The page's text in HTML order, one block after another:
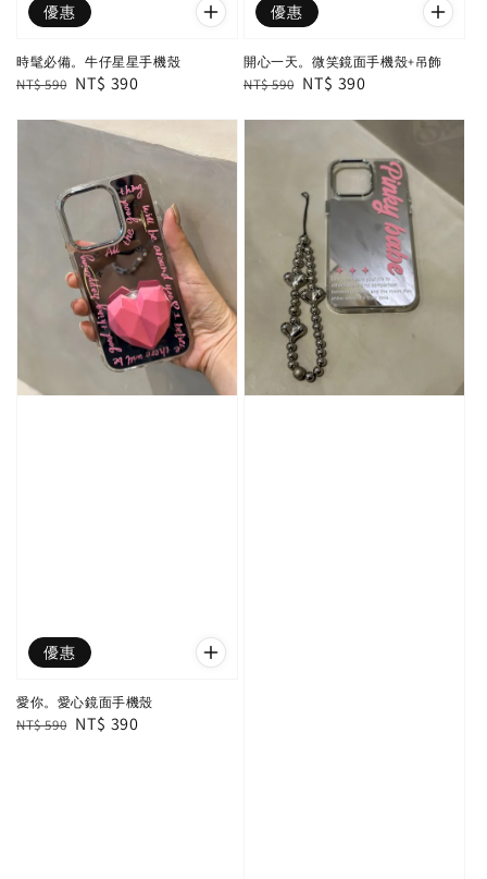
優惠
時髦必備。牛仔星星手機殼
Regular
NT$ 590 Sale
NT$ 390
優惠
開心一天。微笑鏡面手機殼+吊飾
Regular
NT$ 590 Sale
NT$ 390
優惠
愛你。愛心鏡面手機殼
Regular
NT$ 590 Sale
NT$ 390